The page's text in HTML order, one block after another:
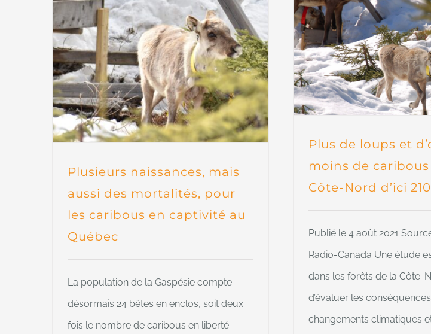
Plusieurs naissances, mais
aussi des mortalités, pour
les caribous en captivité au
Québec
Plusieurs naissances, mais
aussi des mortalités, pour
les caribous en captivité au
Québec
La population de la Gaspésie compte
désormais 24 bêtes en enclos, soit deux
fois le nombre de caribous en liberté.
moins de caribous sur la
Côte-Nord d’ici 2100
Plus de loups et
moins de caribous
Côte-Nord d’ici
Publié le 4 août 2021
Radio-Canada Une étude
dans les forêts de la Côte-
d’évaluer les
changements climatiques